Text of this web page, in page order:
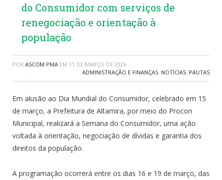
do Consumidor com serviços de
renegociação e orientação à
população
POR ASCOM PMA EM 11 DE MARÇO DE 2026
ADMINISTRAÇÃO E FINANÇAS, NOTÍCIAS, PAUTAS
Em alusão ao Dia Mundial do Consumidor, celebrado em 15
de março, a Prefeitura de Altamira, por meio do Procon
Municipal, realizará a Semana do Consumidor, uma ação
voltada à orientação, negociação de dívidas e garantia dos
direitos da população.
A programação ocorrerá entre os dias 16 e 19 de março, das